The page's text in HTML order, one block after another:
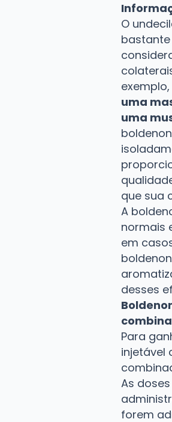
O
uma
uma
que sua
A
normais
em
desses
Para
injetável
As
forem